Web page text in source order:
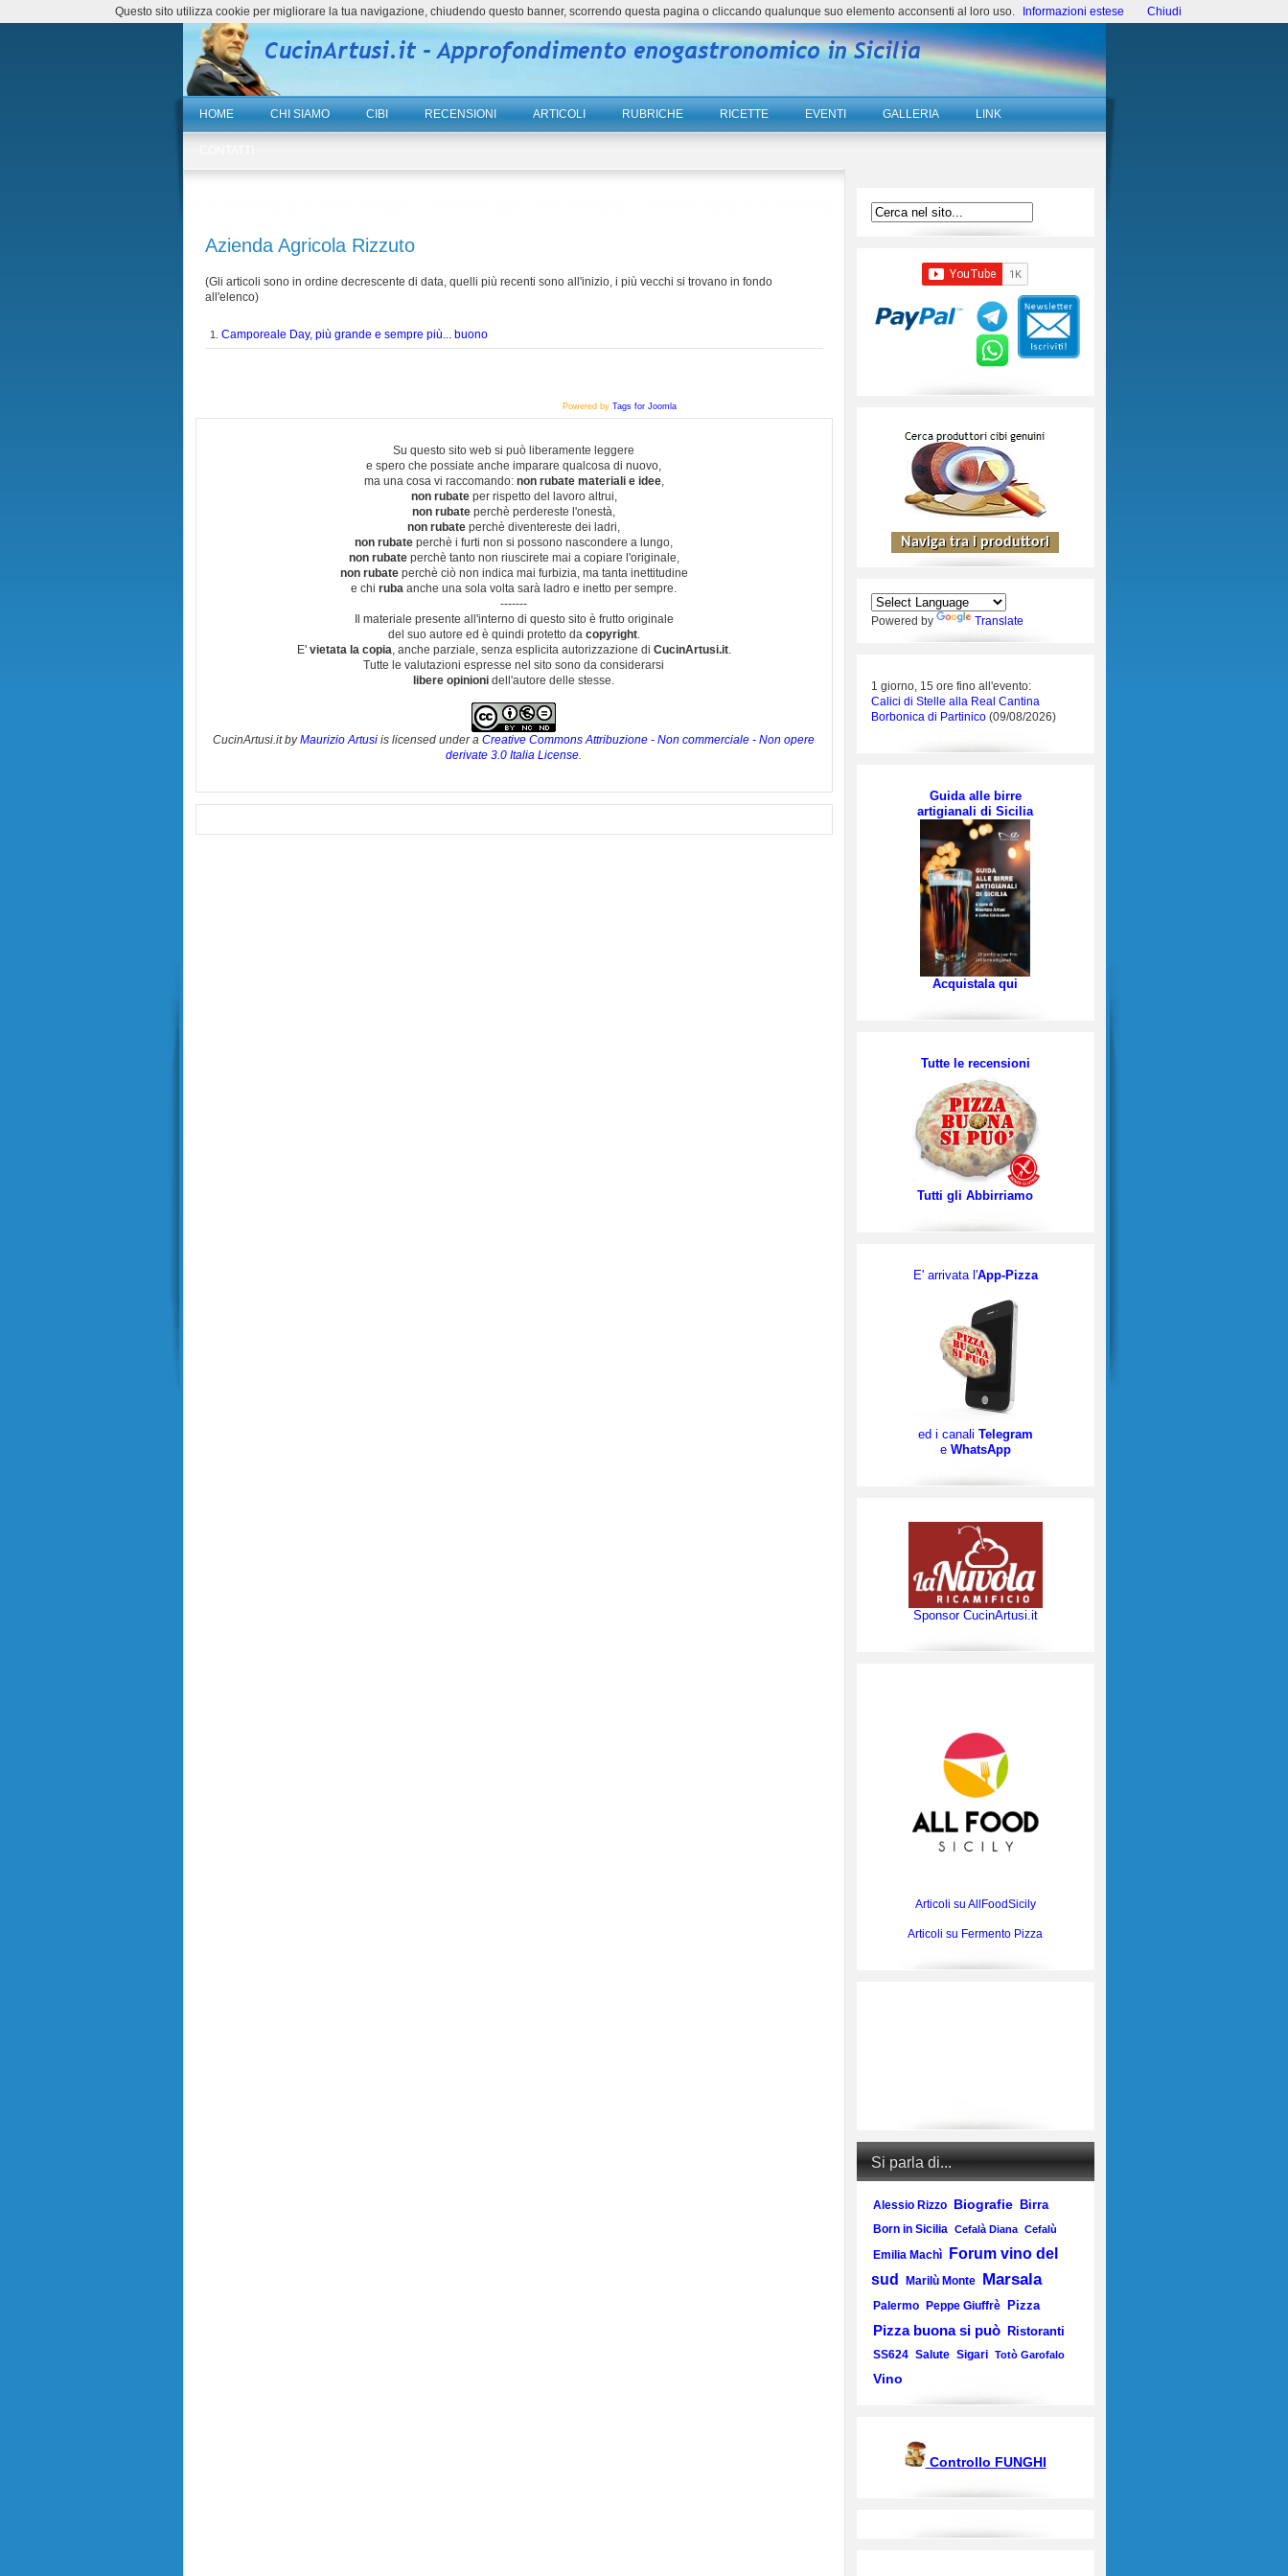
HOME CHI SIAMO CIBI RECENSIONI ARTICOLI RUBRICHE RICETTE EVENTI GALLERIA LINK
Azienda Agricola Rizzuto
(Gli articoli sono in ordine decrescente di data, quelli più recenti sono all'inizio, i più vecchi si trovano in fondo
all'elenco)
1. Camporeale Day, più grande e sempre più... buono
Powered by Tags for Joomla
Su questo sito web si può liberamente leggere
e spero che possiate anche imparare qualcosa di nuovo,
ma una cosa vi raccomando: non rubate materiali e idee,
non rubateper rispetto del lavoro altrui,
non rubate perchè perdereste l'onestà,
non rubate perchè diventereste dei ladri,
non rubate perchè i furti non si possono nascondere a lungo,
non rubateperchè tanto non riuscirete mai a copiare l'originale,
non rubateperchè ciò non indica mai furbizia, ma tanta inettitudine
e chi ruba anche una sola volta sarà ladro e inetto per sempre.
-------
Il materiale presente all'interno di questo sito è frutto originale
del suo autore ed è quindi protetto da copyright.
E' vietata la copia, anche parziale, senza esplicita autorizzazione di CucinArtusi.it.
Tutte le valutazioni espresse nel sito sono da considerarsi
libere opinioni dell'autore delle stesse.
CucinArtusi.itbyMaurizio Artusi is licensed under a Creative Commons Attribuzione - Non commerciale - Non opere
derivate 3.0 Italia License.
Powered by Translate
1 giorno, 15 ore fino all'evento:
Calici di Stelle alla Real Cantina
Borbonica di Partinico (09/08/2026)
Guida alle birre
artigianali di Sicilia
Acquistala qui
Tutte le recensioni
Tutti gli Abbirriamo
E' arrivata l'App-Pizza
ed i canali Telegram
e WhatsApp
Sponsor CucinArtusi.it
Articoli su AllFoodSicily
Articoli su Fermento Pizza
Si parla di...
Alessio Rizzo Biografie Birra
Born in Sicilia Cefalà Diana Cefalù
Emilia Machì
Forum vino del
sud
Marilù Monte Marsala
Palermo Peppe Giuffrè Pizza
Pizza buona si può Ristoranti
SS624 Salute Sigari Totò Garofalo
Vino
Controllo FUNGHI
Questo sito utilizza cookie per migliorare la tua navigazione, chiudendo questo banner, scorrendo questa pagina o cliccando qualunque suo elemento acconsenti al loro uso. Informazioni estese Chiudi